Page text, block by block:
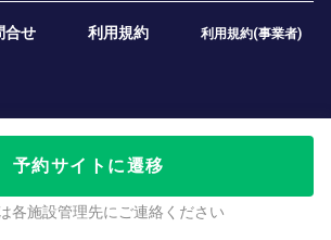
予約サイトに遷移
各施設管理先にご連絡ください
合せ 利用規約 利用規約(事業者)
— 2026テニスベア株式会社